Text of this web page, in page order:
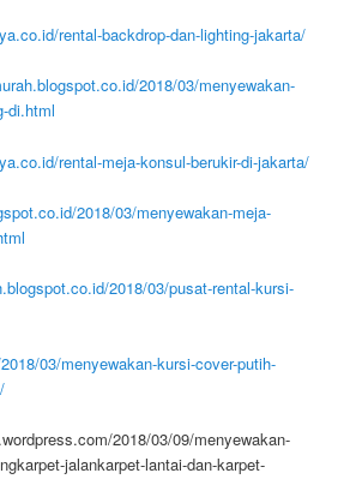
rental-backdrop-dan-lighting-jakarta/
2018/03/menyewakan-
di.html
rental-meja-konsul-berukir-di-jakarta/
2018/03/menyewakan-meja-
2018/03/pusat-rental-kursi-
03/menyewakan-kursi-cover-putih-
2018/03/09/menyewakan-
jalankarpet-lantai-dan-karpet-